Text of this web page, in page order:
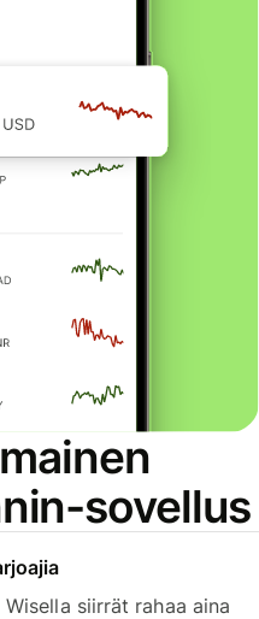
sovellus
siirrät rahaa aina